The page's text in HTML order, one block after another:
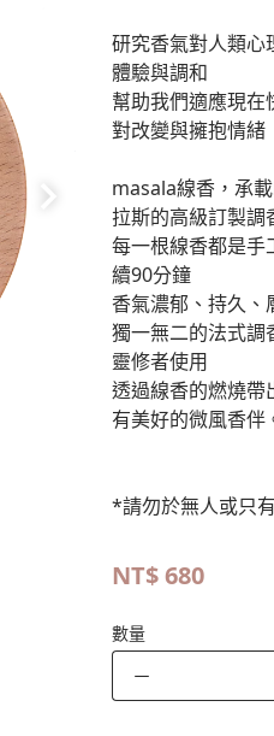
研究香氣對人類心
體驗與調和
幫助我們適應現
對改變與擁抱情緒
masala線香，承
拉斯的高級訂製調
每一根線香都是手
續90分鐘
香氣濃郁、持久、
獨一無二的法式調
靈修者使用
透過線香的燃燒帶
有美好的微風香伴
*請勿於無人或只
NT$680
數量
－